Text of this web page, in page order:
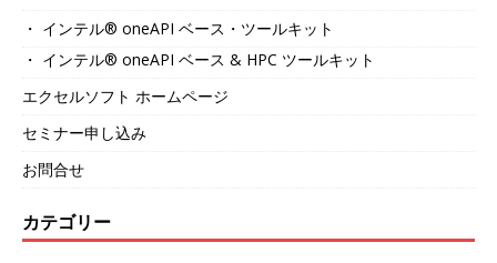
・ インテル® oneAPI ベース・ツールキット
・ インテル® oneAPI ベース & HPC ツールキット
エクセルソフト ホームページ
セミナー申し込み
お問合せ
カテゴリー